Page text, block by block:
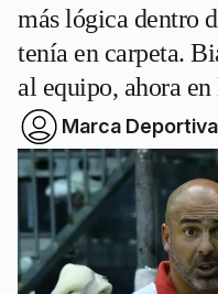
más lógica dentro
tenía en carpeta.
al equipo, ahora
Marca Deportiva